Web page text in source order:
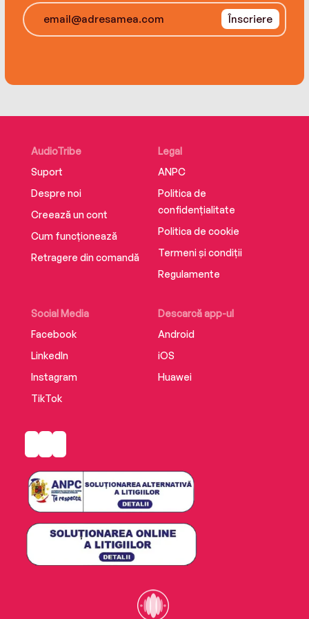
Înscriere
AudioTribe
Suport
Despre noi
Creează un cont
Cum funcționează
Retragere din comandă
Social Media
Facebook
LinkedIn
Instagram
TikTok
Descarcă app-ul
Android
iOS
Huawei
Legal
ANPC
Politica de
confidențialitate
Politica de cookie
Termeni și condiții
Regulamente